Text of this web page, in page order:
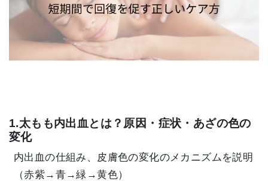
1.太もも内出血とは？原因・症状・あざの色の
変化
内出血の仕組み、皮膚色の変化のメカニズムを説明
（赤紫→青→緑→黄色）